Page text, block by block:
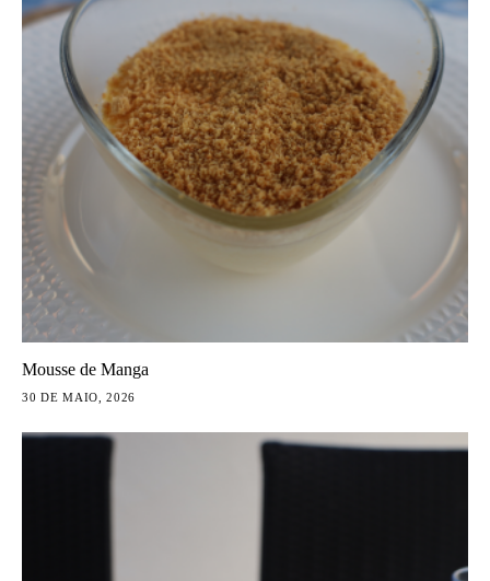
Mousse de Manga
30 DE MAIO, 2026